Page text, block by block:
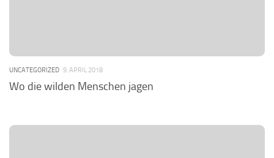
UNCATEGORIZED 9. APRIL 2018
Wo die wilden Menschen jagen